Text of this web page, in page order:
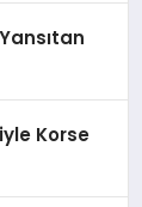
Korse